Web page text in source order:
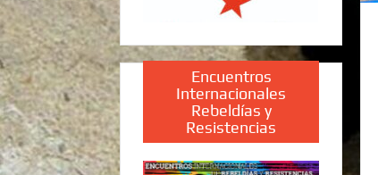
Encuentros
Internacionales
Rebeldías y
Resistencias